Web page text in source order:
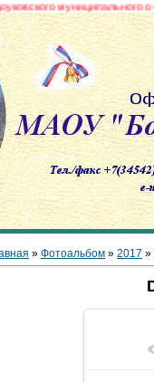
муниципального
» Фотоальбом » 2017 »
В